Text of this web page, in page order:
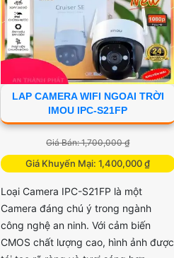
LAP CAMERA WIFI NGOAI TRỜI
IMOU IPC-S21FP
Giá Bán: 1,700,000 ₫
Giá Khuyến Mại: 1,400,000 ₫
Loại Camera IPC-S21FP là một
Camera đáng chú ý trong ngành
công nghệ an ninh. Với cảm biến
CMOS chất lượng cao, hình ảnh được